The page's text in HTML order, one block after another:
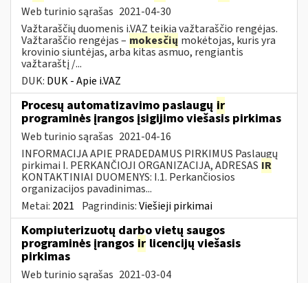
Web turinio sąrašas 2021-04-30
Važtaraščių duomenis i.VAZ teikia važtaraščio rengėjas.
Važtaraščio rengėjas – mokesčių mokėtojas, kuris yra
krovinio siuntėjas, arba kitas asmuo, rengiantis
važtaraštį /...
DUK: DUK - Apie i.VAZ
Procesų automatizavimo paslaugų ir
programinės įrangos įsigijimo viešasis pirkimas
Web turinio sąrašas 2021-04-16
INFORMACIJA APIE PRADEDAMUS PIRKIMUS Paslaugų
pirkimai I. PERKANČIOJI ORGANIZACIJA, ADRESAS IR
KONTAKTINIAI DUOMENYS: I.1. Perkančiosios
organizacijos pavadinimas...
Metai: 2021 Pagrindinis:Viešieji pirkimai
Kompiuterizuotų darbo vietų saugos
programinės įrangos ir licencijų viešasis
pirkimas
Web turinio sąrašas 2021-03-04